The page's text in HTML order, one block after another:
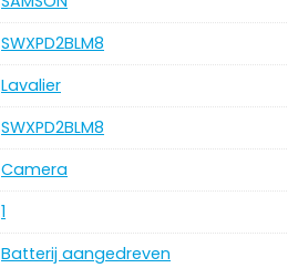
‎SWXPD2BLM8
‎Lavalier
‎SWXPD2BLM8
‎Camera
‎1
‎Batterij aangedreven